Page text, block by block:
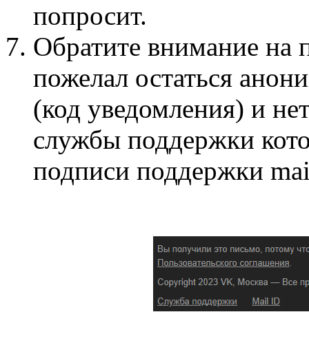
попросит.
Обратите внимание на
пожелал остаться
(код уведомления) и
службы поддержки
подписи поддержки